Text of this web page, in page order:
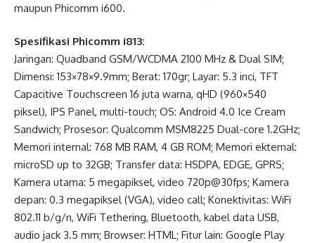
maupun Phicomm i600.
Spesifikasi Phicomm i813:
Jaringan: Quadband GSM/WCDMA 2100 MHz & Dual SIM;
Dimensi: 153×78×9.9mm; Berat: 170gr; Layar: 5.3 inci, TFT
Capacitive Touchscreen 16 juta warna, qHD (960×540
piksel), IPS Panel, multi-touch; OS: Android 4.0 Ice Cream
Sandwich; Prosesor: Qualcomm MSM8225 Dual-core 1.2GHz;
Memori internal: 768 MB RAM, 4 GB ROM; Memori ekternal:
microSD up to 32GB; Transfer data: HSDPA, EDGE, GPRS;
Kamera utama: 5 megapiksel, video 720p@30fps; Kamera
depan: 0.3 megapiksel (VGA), video call; Konektivitas: WiFi
802.11 b/g/n, WiFi Tethering, Bluetooth, kabel data USB,
audio jack 3.5 mm; Browser: HTML; Fitur lain: Google Play